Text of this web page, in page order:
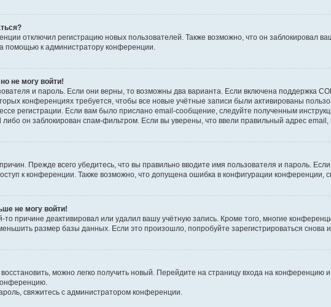
отключил регистрацию новых пользователей. Также возможно, что он заблокировал
помощью к администратору конференции.
не могу войти!
и пароль. Если они верны, то возможны два варианта. Если включена поддержка
конференциях требуется, чтобы все новые учётные записи были активированы
регистрации. Если вам было прислано email-сообщение, следуйте полученным
он заблокирован спам-фильтром. Если вы уверены, что ввели правильный адрес
Прежде всего убедитесь, что вы правильно вводите имя пользователя и пароль.
к конференции. Также возможно, что допущена ошибка в конфигурации конференции,
не могу войти!
то причине деактивировал или удалил вашу учётную запись. Кроме того, многие
размер базы данных. Если это произошло, попробуйте зарегистрироваться снова и
можно легко получить новый. Перейдите на страницу входа на конференцию
свяжитесь с администратором конференции.